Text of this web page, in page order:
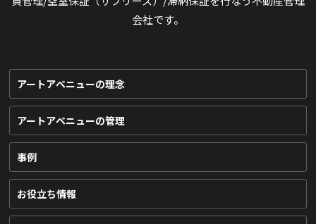
会社です。
アートアベニューの理念
アートアベニューの管理
事例
お役立ち情報